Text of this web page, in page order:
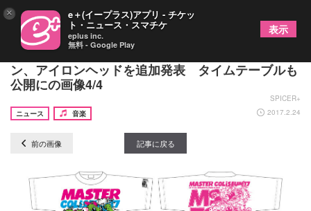
『MASTER COLISEUM』バンビーノ、とろサーモ
ン、アイロンヘッドを追加発表 タイムテーブルも
公開にの画像4/4
SPICER+
ニュース
音楽 2017.2.24
前の画像 記事に戻る
× e＋(イープラス)アプリ - チケッ
ト・ニュース・スマチケ
eplus inc.
無料 - Google Play
表示